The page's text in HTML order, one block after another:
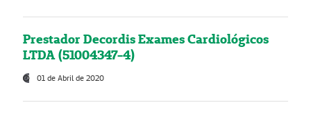
Prestador Decordis Exames Cardiológicos
LTDA (51004347-4)
01 de Abril de 2020